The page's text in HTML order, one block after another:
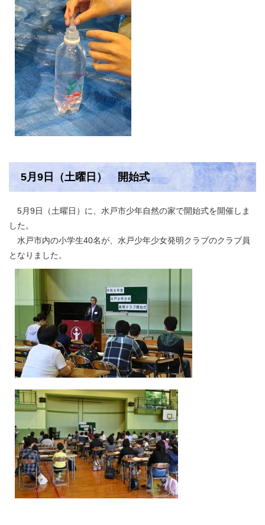
5月9日（土曜日） 開始式
5月9日（土曜日）に、水戸市少年自然の家で開始式を開催しま
した。
水戸市内の小学生40名が、水戸少年少女発明クラブのクラブ員
となりました。